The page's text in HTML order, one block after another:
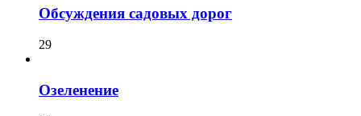
Обсуждения садовых дорог
29
Озеленение